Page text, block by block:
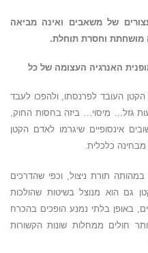
של משאבים ואינה מביאה
מושחתת וחסרת תוחלת.
האנרגיה העצומה של כל
העובד לפרנסתו, ולהפכו לעבד
גזל… מיסוי… ביזה בחסות החוק,
אינסופיים שיגרמו לאדם הקטן
מבחינה כלכלית.
תורת ניצול, וכפי שהדרכים
גם הוא מנוצל בשיטות שהולכות
באופן בלתי נמנע הופכים בהכרח
חולים ממחלות שונות הקשורות